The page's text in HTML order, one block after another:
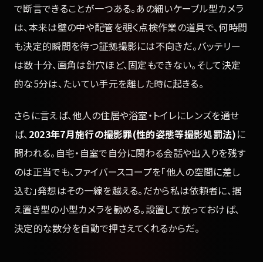
で断言できることが一つある。あの細いケーブル型カメラ
は、本来は壁の中や配管を覗く点検作業の道具で、何時間
も決定的瞬間を待つ証拠撮影には不向きだ。バッテリー
は数十分、画角は針穴ほど、固定もできない。そして決定
的な5分は、たいてい手元を離した時に起きる。
さらに言えば、他人の住居や浴室・トイレにレンズを通せ
ば、2023年7月施行の撮影罪(性的姿態等撮影処罰法)に
問われる。自宅・自室で自分に関わる会話や出入りを残す
のは正当でも、ファイバースコープを「他人の空間に差し
込む」発想はその一線を越える。だから私は依頼者に、据
え置き型の小型カメラを勧める。設置して放っておけば、
決定的な数分を自動で押さえてくれるからだ。